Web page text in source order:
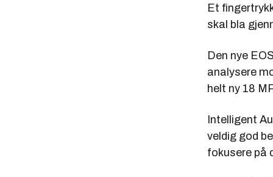
Et
skal bla
Den nye
analysere
helt ny 18
Intelligent
veldig god
fokusere på